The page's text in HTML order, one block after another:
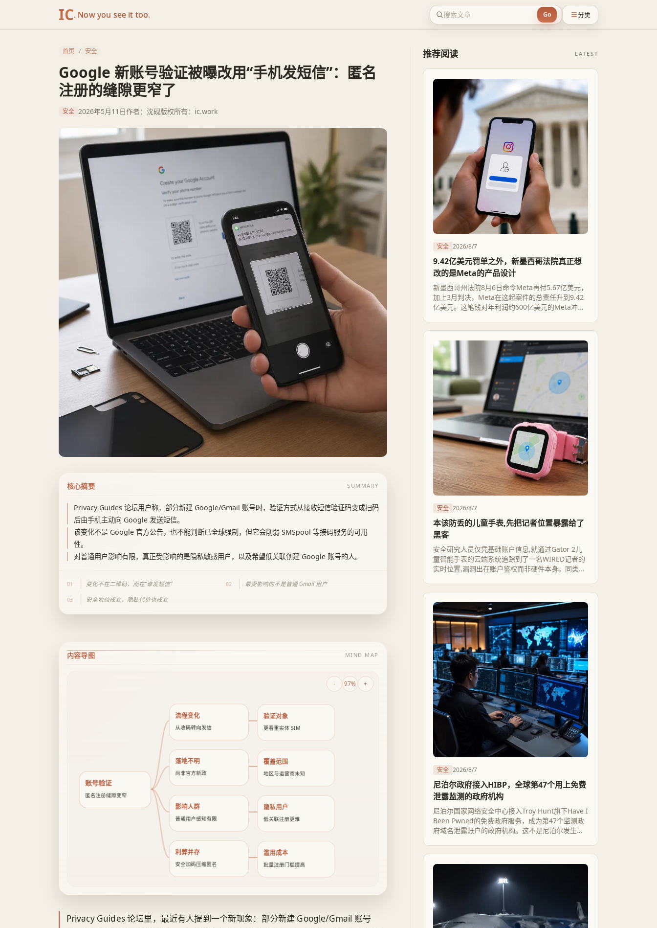
IC. Now you see it too. Go 分类
首页 / 安全
Google 新账号验证被曝改用“手机发短信”：匿名
注册的缝隙更窄了
安全 2026年5月11日作者：沈砚版权所有：ic.work
核心摘要 SUMMARY
Privacy Guides 论坛用户称，部分新建 Google/Gmail 账号时，验证方式从接收短信验证码变成扫码
后由手机主动向 Google 发送短信。
该变化不是 Google 官方公告，也不能判断已全球强制，但它会削弱 SMSpool 等接码服务的可用
性。
对普通用户影响有限，真正受影响的是隐私敏感用户，以及希望低关联创建 Google 账号的人。
01 变化不在二维码，而在“谁发短信” 02 最受影响的不是普通 Gmail 用户
03 安全收益成立，隐私代价也成立
内容导图 MIND MAP
- 97% +
账号验证
匿名注册缝隙变窄
流程变化
从收码转向发信
验证对象
更看重实体 SIM
落地不明
尚非官方新政
覆盖范围
地区与运营商未知
影响人群
普通用户感知有限
隐私用户
低关联注册更难
利弊并存
安全加码压缩匿名
滥用成本
批量注册门槛提高
Privacy Guides 论坛里，最近有人提到一个新现象：部分新建 Google/Gmail 账号
推荐阅读 LATEST
安全 2026/8/7
9.42亿美元罚单之外，新墨西哥法院真正想
改的是Meta的产品设计
新墨西哥州法院8月6日命令Meta再付5.67亿美元，
加上3月判决，Meta在这起案件的总责任升到9.42
亿美元。这笔钱对年利润约600亿美元的Meta冲击
几个月。
安全 2026/8/7
本该防丢的儿童手表,先把记者位置暴露给了
黑客
安全研究人员仅凭基础账户信息,就通过Gator 2儿
童智能手表的云端系统追踪到了一名WIRED记者的
实时位置,漏洞出在账户鉴权而非硬件本身。同类问
安全 2026/8/7
尼泊尔政府接入HIBP，全球第47个用上免费
泄露监测的政府机构
尼泊尔国家网络安全中心接入Troy Hunt旗下Have I
Been Pwned的免费政府服务，成为第47个监测政
府域名泄露账户的政府机构。这不是尼泊尔发生了
上。